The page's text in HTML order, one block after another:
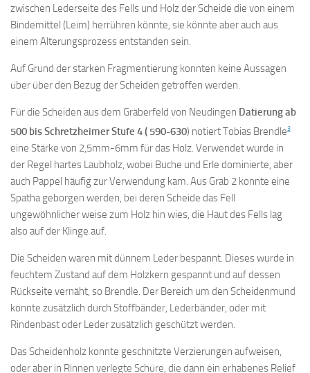
zwischen Lederseite des Fells und Holz der Scheide die von einem
Bindemittel (Leim) herrühren könnte, sie könnte aber auch aus
einem Alterungsprozess entstanden sein.
Auf Grund der starken Fragmentierung konnten keine Aussagen
über über den Bezug der Scheiden getroffen werden.
Für die Scheiden aus dem Gräberfeld von Neudingen Datierung ab
500 bis Schretzheimer Stufe 4 ( 590-630) notiert Tobias Brendle3
eine Stärke von 2,5mm-6mm für das Holz. Verwendet wurde in
der Regel hartes Laubholz, wobei Buche und Erle dominierte, aber
auch Pappel häufig zur Verwendung kam. Aus Grab 2 konnte eine
Spatha geborgen werden, bei deren Scheide das Fell
ungewöhnlicher weise zum Holz hin wies, die Haut des Fells lag
also auf der Klinge auf.
Die Scheiden waren mit dünnem Leder bespannt. Dieses wurde in
feuchtem Zustand auf dem Holzkern gespannt und auf dessen
Rückseite vernäht, so Brendle. Der Bereich um den Scheidenmund
konnte zusätzlich durch Stoffbänder, Lederbänder, oder mit
Rindenbast oder Leder zusätzlich geschützt werden.
Das Scheidenholz konnte geschnitzte Verzierungen aufweisen,
oder aber in Rinnen verlegte Schüre, die dann ein erhabenes Relief